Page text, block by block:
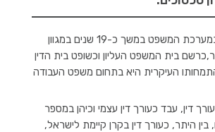
השופט צור כיהן במערכת המשפט במשך כ-19 שנים במגוון
בית המשפט העליון וכשופט בית הדין
העיקרית היא בתחום משפט העבודה
דין, עבד כעורך דין עצמי וכיהן במספר
בין היתר, כעורך דין בקרן קיימת לישראל,